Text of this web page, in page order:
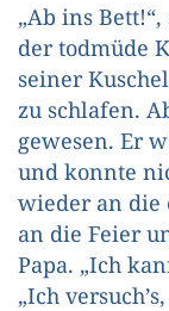
„Ab ins
der todmüde
seiner
zu schlafen.
gewesen. Er
und konnte
wieder an die
an die Feier
Papa. „Ich
„Ich